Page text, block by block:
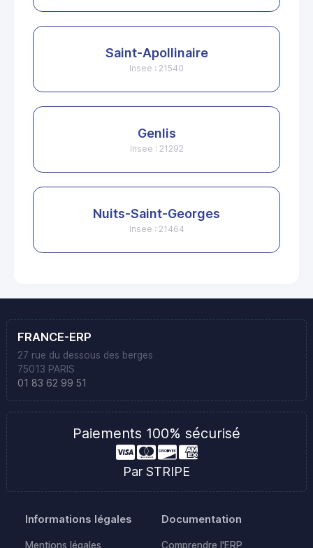
Saint-Apollinaire
Insee : 21540
Genlis
Insee : 21292
Nuits-Saint-Georges
Insee : 21464
FRANCE-ERP
27 rue du dessous des berges
75013 PARIS
01 83 62 99 51
Paiements 100% sécurisé
Par STRIPE
Informations légales
Mentions légales
Documentation
Comprendre l'ERP